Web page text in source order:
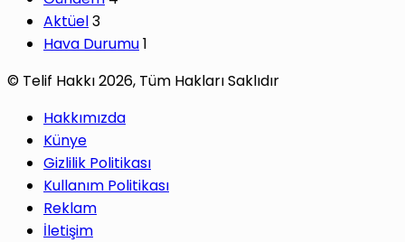
Aktüel3
Hava Durumu1
© Telif Hakkı 2026, Tüm Hakları Saklıdır
Hakkımızda
Künye
Gizlilik Politikası
Kullanım Politikası
Reklam
İletişim